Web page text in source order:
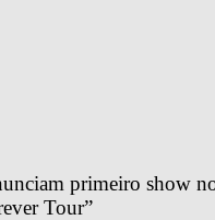
primeiro show
Tour”